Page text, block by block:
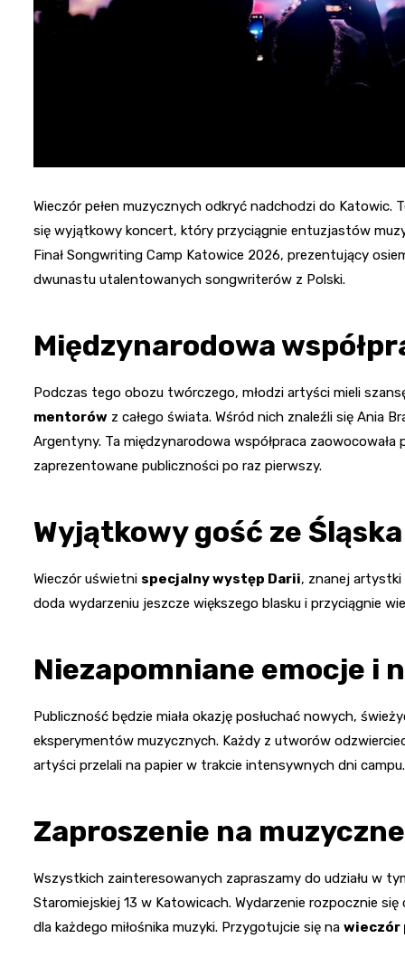
Wieczór pełen muzycznych odkryć nadchodzi do Katowic.
się wyjątkowy koncert, który przyciągnie entuzjastów
Finał Songwriting Camp Katowice 2026, prezentujący
dwunastu utalentowanych songwriterów z Polski.
Międzynarodowa
Podczas tego obozu twórczego, młodzi artyści mieli
mentorów z całego świata. Wśród nich znaleźli się Ania
Argentyny. Ta międzynarodowa współpraca
zaprezentowane publiczności po raz pierwszy.
Wyjątkowy gość ze Śląska
Wieczór uświetni specjalny występ Darii, znanej artystki
doda wydarzeniu jeszcze większego blasku i przyciągnie
Niezapomniane emocje i
Publiczność będzie miała okazję posłuchać nowych,
eksperymentów muzycznych. Każdy z utworów
artyści przelali na papier w trakcie intensywnych dni campu.
Zaproszenie na
Wszystkich zainteresowanych zapraszamy do udziału w
Staromiejskiej 13 w Katowicach. Wydarzenie rozpocznie
dla każdego miłośnika muzyki. Przygotujcie się na wieczór